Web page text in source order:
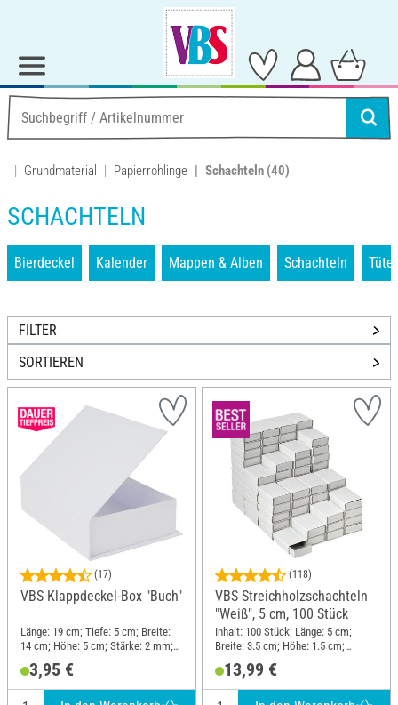
Grundmaterial Papierrohlinge Schachteln (40)
SCHACHTELN
Bierdeckel Kalender Mappen & Alben Schachteln
FILTER
SORTIEREN
(17)
VBS Klappdeckel-Box "Buch"
Länge: 19 cm; Tiefe: 5 cm; Breite:
14 cm; Höhe: 5 cm; Stärke: 2 mm;
3,95 €
(118)
VBS Streichholzschachteln
"Weiß", 5 cm, 100 Stück
Inhalt: 100 Stück; Länge: 5 cm;
Breite: 3.5 cm; Höhe: 1.5 cm;
13,99 €